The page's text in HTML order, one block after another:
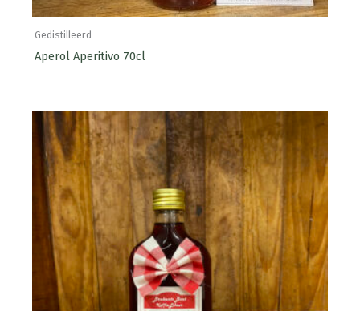
Gedistilleerd
Aperol Aperitivo 70cl